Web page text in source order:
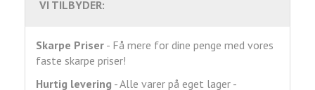
VI TILBYDER:
Skarpe Priser - Få mere for dine penge med vores
faste skarpe priser!
Hurtig levering - Alle varer på eget lager -